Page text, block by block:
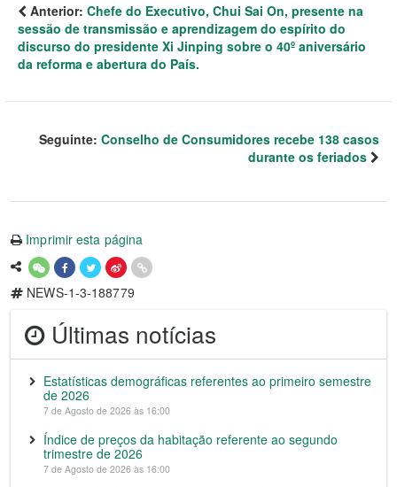
Anterior: Chefe do Executivo, Chui Sai On, presente na
sessão de transmissão e aprendizagem do espírito do
discurso do presidente Xi Jinping sobre o 40º aniversário
da reforma e abertura do País.
Seguinte: Conselho de Consumidores recebe 138 casos
durante os feriados
Imprimir esta página
NEWS-1-3-188779
Últimas notícias
Estatísticas demográficas referentes ao primeiro semestre
de 2026
7 de Agosto de 2026 às 16:00
Índice de preços da habitação referente ao segundo
trimestre de 2026
7 de Agosto de 2026 às 16:00